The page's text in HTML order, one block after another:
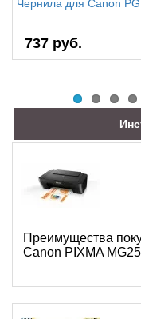
Чернила для Canon
737 руб.
Преимущества
Canon PIXMA